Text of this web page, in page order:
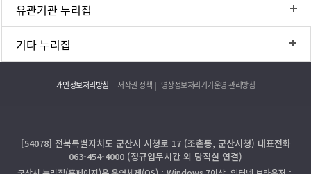
유관기관 누리집
기타 누리집
개인정보처리방침 저작권 정책 영상정보처리기기운영·관리방침
[54078] 전북특별자치도 군산시 시청로 17 (조촌동, 군산시청) 대표전화
063-454-4000 (정규업무시간 외 당직실 연결)